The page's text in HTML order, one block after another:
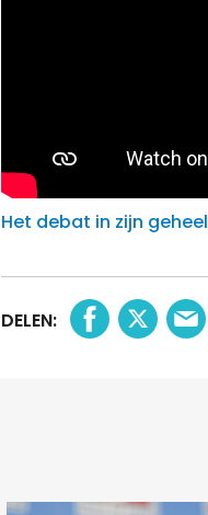
Het debat in zijn geheel
DELEN: